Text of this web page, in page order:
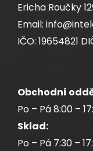
Ericha Roučky
Email:
IČO: 19654821
Obchodní
Po – Pá 8:00 –
Sklad:
Po – Pá 7:30 –